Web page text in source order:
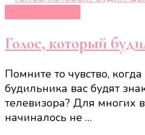
Голос, который
Помните то чувство,
будильника вас будят
телевизора? Для многих
начиналось не …